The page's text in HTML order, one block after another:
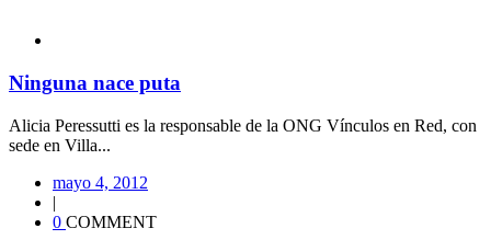
Ninguna nace puta
Alicia Peressutti es la responsable de la ONG Vínculos en Red, con
sede en Villa...
mayo 4, 2012
|
0 COMMENT